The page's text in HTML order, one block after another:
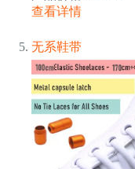
查看详情
无系鞋带